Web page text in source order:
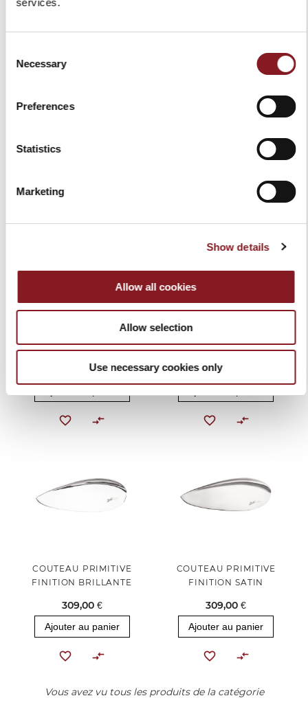
services.
Selection
Necessary
Preferences
Statistics
Marketing
Show details
Allow all cookies
Allow selection
Use necessary cookies only
COUTEAU À CRAN D'ARRÊT
COUTEAU À CRAN D'ARRÊT
Ajouter au panier
-40%
LAME FONCÉ ET POIGNÉE
TITANE FONCÉ
227,40 €
LAME DAMAS ET POIGNÉE
PALISSANDRE
319,00 €
COUTEAU PRIMITIVE
FINITION BRILLANTE
309,00 €
Ajouter au panier
COUTEAU PRIMITIVE
FINITION SATIN
309,00 €
Ajouter au panier
Vous avez vu tous les produits de la catégorie